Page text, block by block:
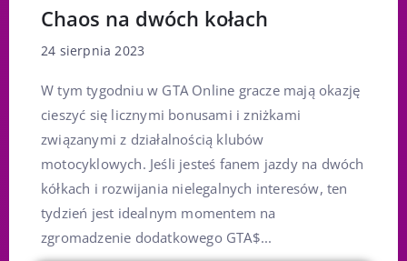
Chaos na dwóch kołach
24 sierpnia 2023
W tym tygodniu w GTA Online gracze mają okazję
cieszyć się licznymi bonusami i zniżkami
związanymi z działalnością klubów
motocyklowych. Jeśli jesteś fanem jazdy na dwóch
kółkach i rozwijania nielegalnych interesów, ten
tydzień jest idealnym momentem na
zgromadzenie dodatkowego GTA$...